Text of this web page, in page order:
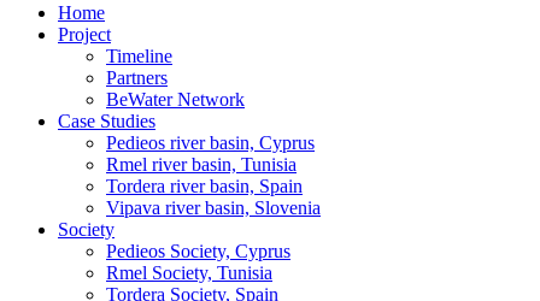
Home
Project
Timeline
Partners
BeWater Network
Case Studies
Pedieos river basin, Cyprus
Rmel river basin, Tunisia
Tordera river basin, Spain
Vipava river basin, Slovenia
Society
Pedieos Society, Cyprus
Rmel Society, Tunisia
Tordera Society, Spain